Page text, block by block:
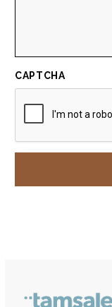
CAPTCHA